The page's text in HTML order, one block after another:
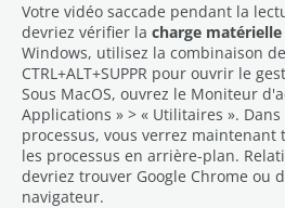
Votre vidéo saccade pendant la
devriez vérifier la charge
Windows, utilisez la combinaison
CTRL+ALT+SUPPR pour ouvrir le
Sous MacOS, ouvrez le Moniteur
Applications » > « Utilitaires ».
processus, vous verrez
les processus en arrière-plan.
devriez trouver Google Chrome ou
navigateur.